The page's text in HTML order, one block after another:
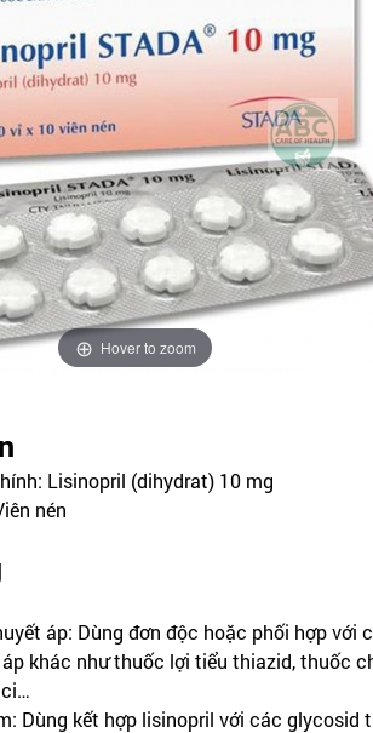
Hover to zoom
Lisinopril (dihydrat) 10 mg
nén
áp: Dùng đơn độc hoặc phối hợp với
khác như thuốc lợi tiểu thiazid, thuốc
Dùng kết hợp lisinopril với các glycosid